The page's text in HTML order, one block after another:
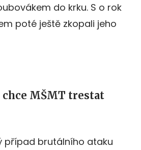
do krku. S o rok
poté ještě zkopali jeho
MŠMT trestat
případ brutálního ataku